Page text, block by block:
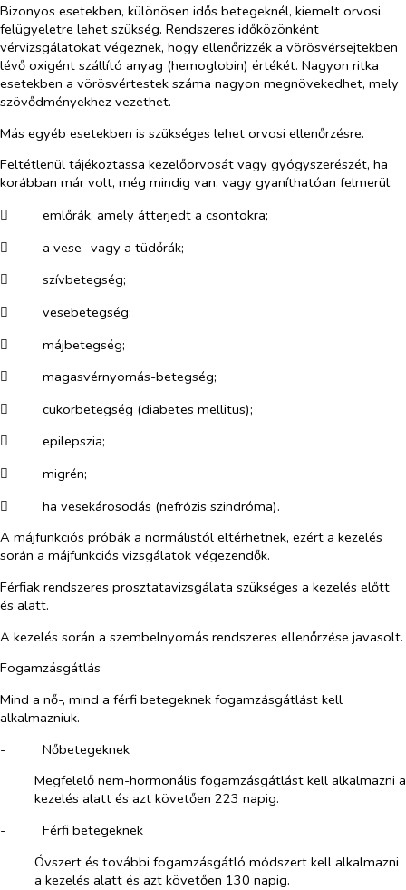
Bizonyos esetekben, különösen idős betegeknél, kiemelt orvosi
felügyeletre lehet szükség. Rendszeres időközönként
vérvizsgálatokat végeznek, hogy ellenőrizzék a vörösvérsejtekben
lévő oxigént szállító anyag (hemoglobin) értékét. Nagyon ritka
esetekben a vörösvértestek száma nagyon megnövekedhet, mely
szövődményekhez vezethet.
Más egyéb esetekben is szükséges lehet orvosi ellenőrzésre.
Feltétlenül tájékoztassa kezelőorvosát vagy gyógyszerészét, ha
korábban már volt, még mindig van, vagy gyaníthatóan felmerül:
​
emlőrák, amely átterjedt a csontokra;
​
a vese- vagy a tüdőrák;
​
szívbetegség;
​
vesebetegség;
​
májbetegség;
​
magasvérnyomás-betegség;
​
cukorbetegség (diabetes mellitus);
​
epilepszia;
​
migrén;
​
ha vesekárosodás (nefrózis szindróma).
A májfunkciós próbák a normálistól eltérhetnek, ezért a kezelés
során a májfunkciós vizsgálatok végezendők.
Férfiak rendszeres prosztatavizsgálata szükséges a kezelés előtt
és alatt.
A kezelés során a szembelnyomás rendszeres ellenőrzése javasolt.
Fogamzásgátlás
Mind a nő-, mind a férfi betegeknek fogamzásgátlást kell
alkalmazniuk.
-​
Nőbetegeknek
Megfelelő nem-hormonális fogamzásgátlást kell alkalmazni a
kezelés alatt és azt követően 223 napig.
-​
Férfi betegeknek
Óvszert és további fogamzásgátló módszert kell alkalmazni
a kezelés alatt és azt követően 130 napig.